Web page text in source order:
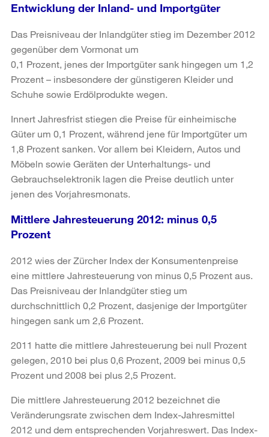
Entwicklung der Inland- und Importgüter
Das Preisniveau der Inlandgüter stieg im Dezember 2012
gegenüber dem Vormonat um
0,1 Prozent, jenes der Importgüter sank hingegen um 1,2
Prozent – insbesondere der günstigeren Kleider und
Schuhe sowie Erdölprodukte wegen.
Innert Jahresfrist stiegen die Preise für einheimische
Güter um 0,1 Prozent, während jene für Importgüter um
1,8 Prozent sanken. Vor allem bei Kleidern, Autos und
Möbeln sowie Geräten der Unterhaltungs- und
Gebrauchselektronik lagen die Preise deutlich unter
jenen des Vorjahresmonats.
Mittlere Jahresteuerung 2012: minus 0,5
Prozent
2012 wies der Zürcher Index der Konsumentenpreise
eine mittlere Jahresteuerung von minus 0,5 Prozent aus.
Das Preisniveau der Inlandgüter stieg um
durchschnittlich 0,2 Prozent, dasjenige der Importgüter
hingegen sank um 2,6 Prozent.
2011 hatte die mittlere Jahresteuerung bei null Prozent
gelegen, 2010 bei plus 0,6 Prozent, 2009 bei minus 0,5
Prozent und 2008 bei plus 2,5 Prozent.
Die mittlere Jahresteuerung 2012 bezeichnet die
Veränderungsrate zwischen dem Index-Jahresmittel
2012 und dem entsprechenden Vorjahreswert. Das Index-